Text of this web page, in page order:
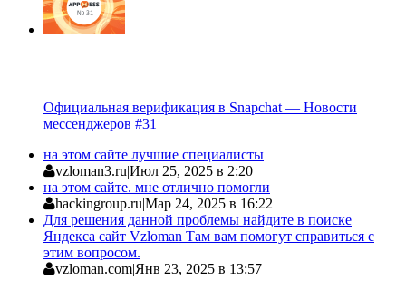
Официальная верификация в Snapchat — Новости
мессенджеров #31
на этом сайте лучшие специалисты
vzloman3.ru|Июл 25, 2025 в 2:20
на этом сайте. мне отлично помогли
hackingroup.ru|Мар 24, 2025 в 16:22
Для решения данной проблемы найдите в поиске
Яндекса сайт Vzloman Там вам помогут справиться с
этим вопросом.
vzloman.com|Янв 23, 2025 в 13:57